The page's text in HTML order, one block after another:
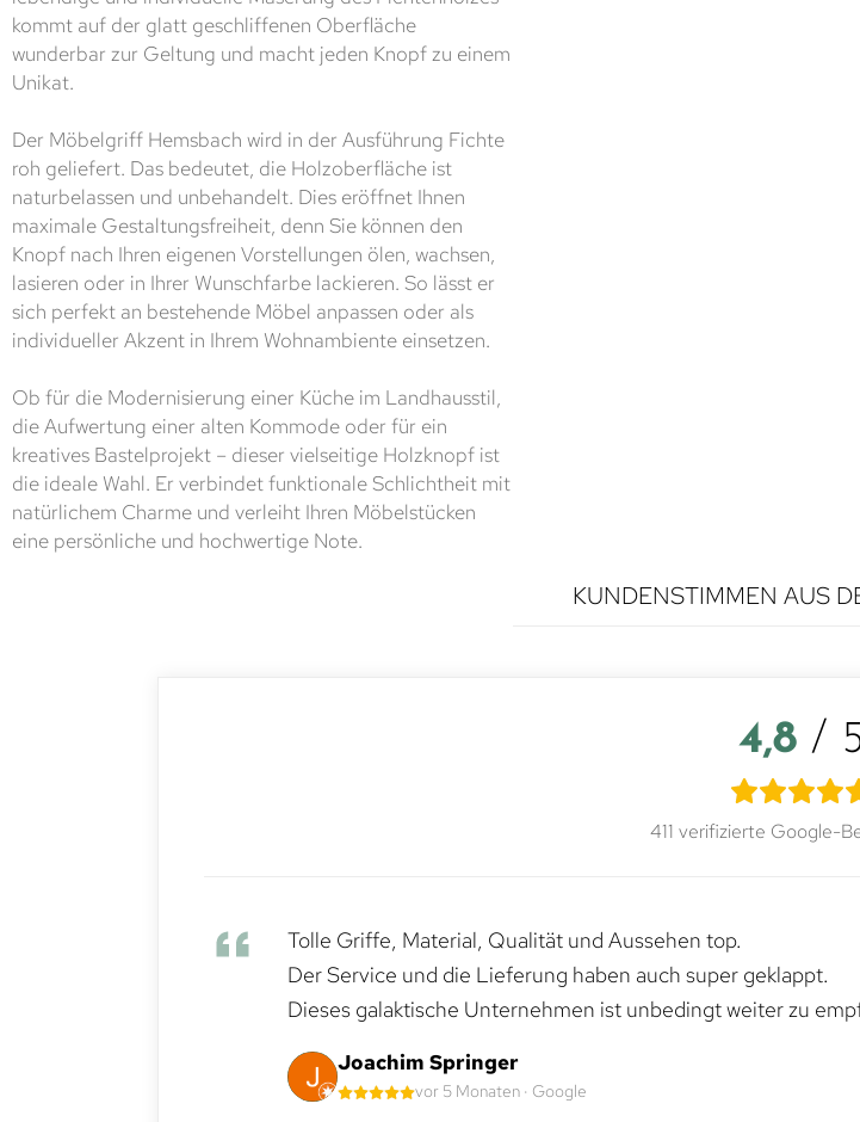
kommt auf der glatt geschliffenen Oberfläche
wunderbar zur Geltung und macht jeden Knopf zu einem
Unikat.
Der Möbelgriff Hemsbach wird in der Ausführung Fichte
roh geliefert. Das bedeutet, die Holzoberfläche ist
naturbelassen und unbehandelt. Dies eröffnet Ihnen
maximale Gestaltungsfreiheit, denn Sie können den
Knopf nach Ihren eigenen Vorstellungen ölen, wachsen,
lasieren oder in Ihrer Wunschfarbe lackieren. So lässt er
sich perfekt an bestehende Möbel anpassen oder als
individueller Akzent in Ihrem Wohnambiente einsetzen.
Ob für die Modernisierung einer Küche im Landhausstil,
die Aufwertung einer alten Kommode oder für ein
kreatives Bastelprojekt – dieser vielseitige Holzknopf ist
die ideale Wahl. Er verbindet funktionale Schlichtheit mit
natürlichem Charme und verleiht Ihren Möbelstücken
eine persönliche und hochwertige Note.
KUNDENSTIMMEN AUS
4,8 /
411 verifizierte Google-
Tolle Griffe, Material, Qualität und Aussehen top.
Der Service und die Lieferung haben auch super geklappt.
Dieses galaktische Unternehmen ist unbedingt weiter zu
Joachim Springer
vor 5 Monaten · Google